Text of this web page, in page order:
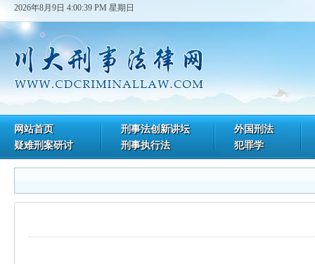
2026年8月9日 4:00:39 PM 星期日
网站首页 刑事法创新讲坛
外国刑法
疑难刑案研讨
刑事执行法 犯罪学